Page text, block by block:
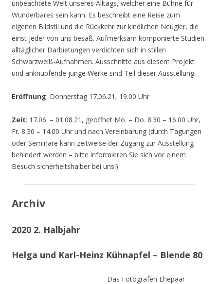
unbeachtete Welt unseres Alltags, welcher eine Bühne für
Wunderbares sein kann. Es beschreibt eine Reise zum
eigenen Bildstil und die Rückkehr zur kindlichen Neugier, die
einst jeder von uns besaß. Aufmerksam komponierte Studien
alltäglicher Darbietungen verdichten sich in stillen
Schwarzweiß-Aufnahmen. Ausschnitte aus diesem Projekt
und anknüpfende junge Werke sind Teil dieser Ausstellung.
Eröffnung: Donnerstag 17.06.21, 19.00 Uhr
Zeit: 17.06. – 01.08.21, geöffnet Mo. – Do. 8.30 – 16.00 Uhr,
Fr. 8.30 – 14.00 Uhr und nach Vereinbarung (durch Tagungen
oder Seminare kann zeitweise der Zugang zur Ausstellung
behindert werden – bitte informieren Sie sich vor einem
Besuch sicherheitshalber bei uns!)
Archiv
2020 2. Halbjahr
Helga und Karl-Heinz Kühnapfel – Blende 80
Das Fotografen Ehepaar